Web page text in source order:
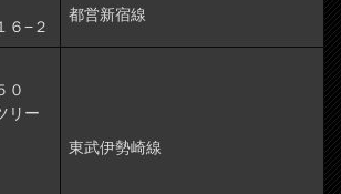
６−２
都営新宿線
０
リー
東武伊勢崎線